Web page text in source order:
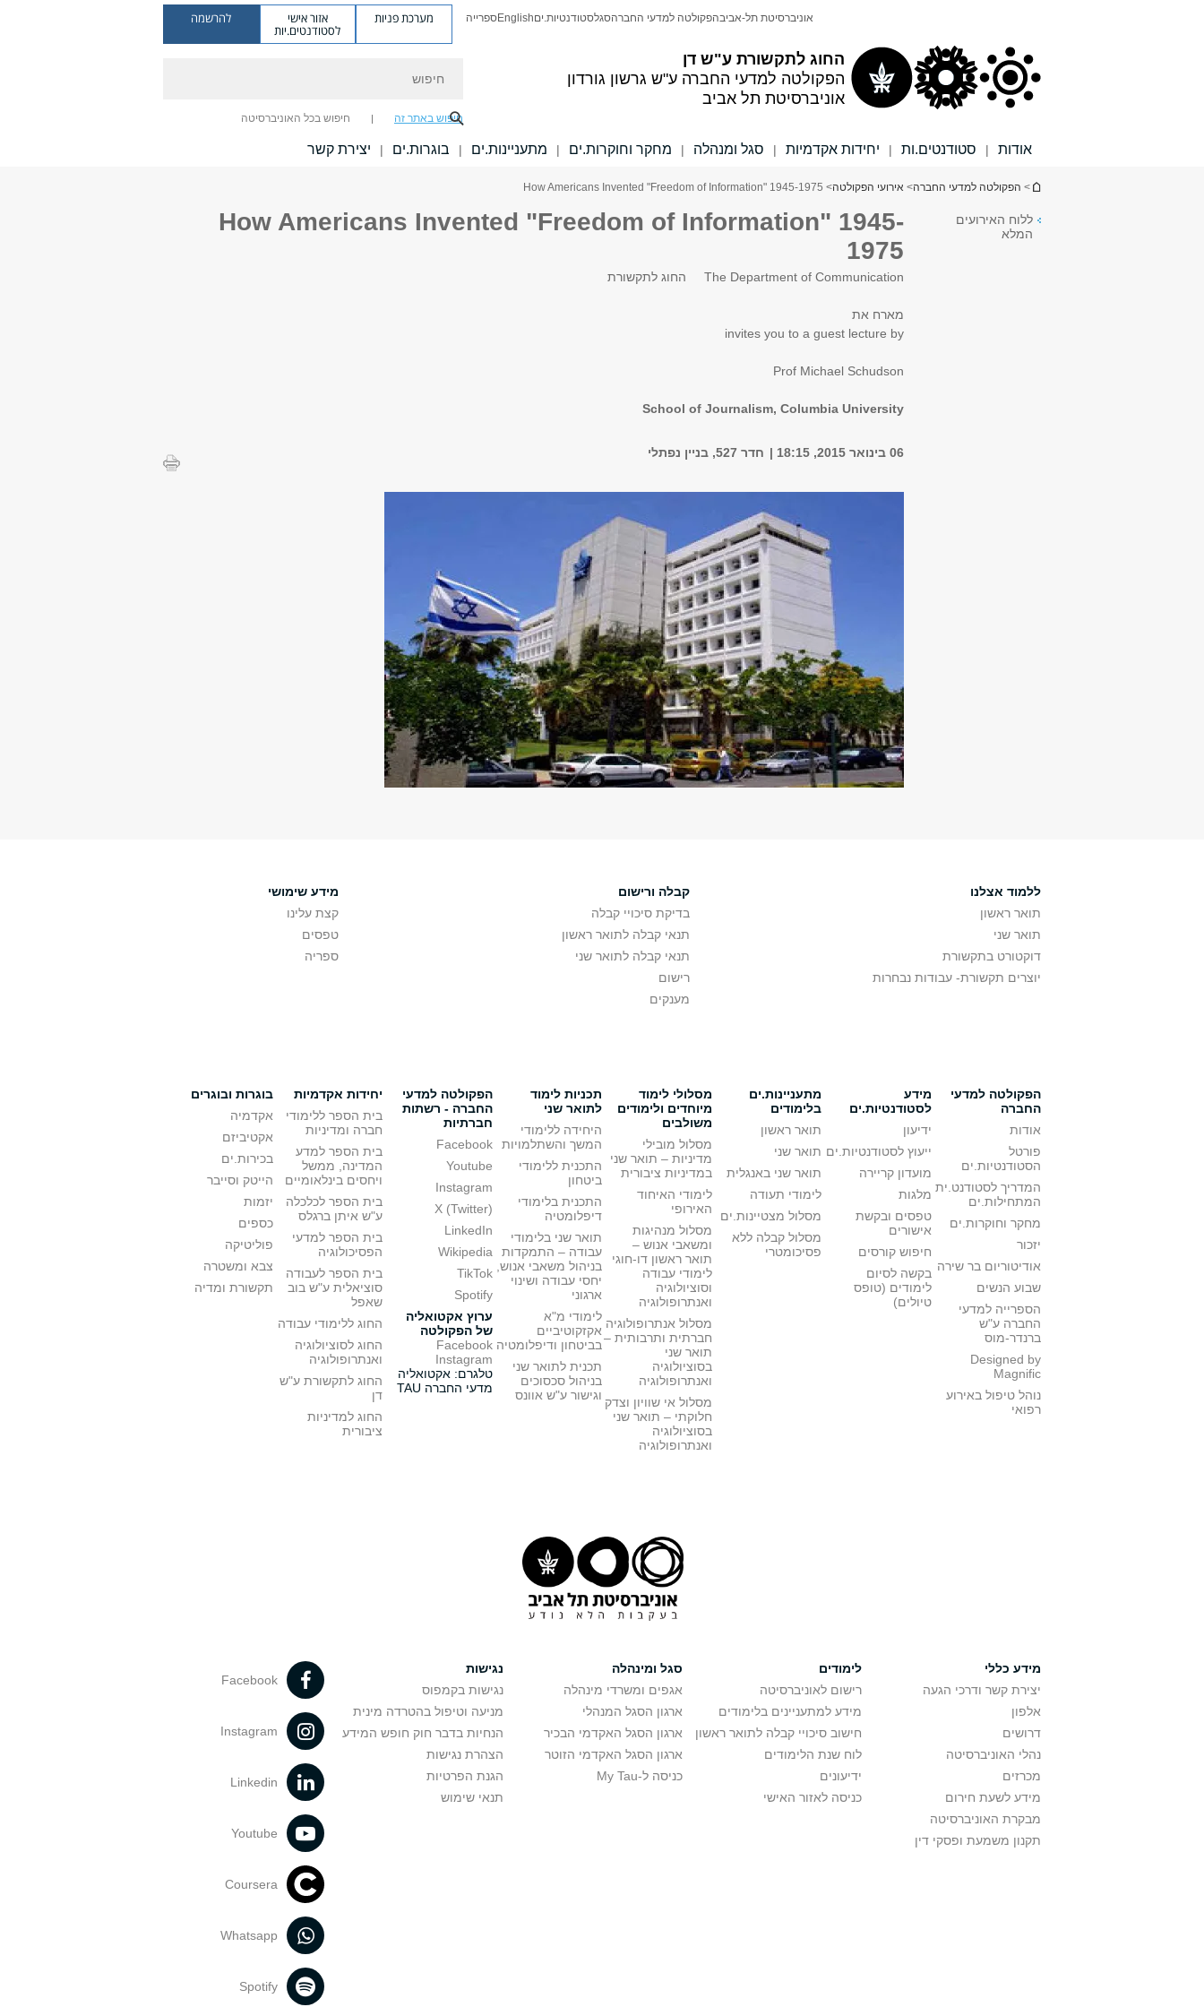
החוג לתקשורת ע"ש דן
הפקולטה למדעי החברה ע"ש גרשון גורדון
אוניברסיטת תל אביב
אוניברסיטת תל-אביבהפקולטה למדעי החברהסגלסטודנטיות.יםEnglishספרייה מערכת פניות אזור אישי
לסטודנטים.יות
להרשמה
חיפוש באתר זה חיפוש בכל האוניברסיטה
אודות | סטודנטים.ות | יחידות אקדמיות | סגל ומנהלה | מחקר וחוקרות.ים | מתעניינות.ים | בוגרות.ים | יצירת קשר
הינך נמצא כאן
> הפקולטה למדעי החברה> אירועי הפקולטה> How Americans Invented "Freedom of Information" 1945-1975
ללוח האירועים
המלא
How Americans Invented "Freedom of Information" 1945-
1975
The Department of Communication החוג לתקשורת
מארח את
invites you to a guest lecture by
Prof Michael Schudson
School of Journalism, Columbia University
06 בינואר 2015, 18:15 חדר 527, בניין נפתלי
ללמוד אצלנו
תואר ראשון
תואר שני
דוקטורט בתקשורת
יוצרים תקשורת- עבודות נבחרות
קבלה ורישום
בדיקת סיכויי קבלה
תנאי קבלה לתואר ראשון
תנאי קבלה לתואר שני
רישום
מענקים
מידע שימושי
קצת עלינו
טפסים
ספריה
הפקולטה למדעי
החברה
אודות
פורטל
הסטודנטיות.ים
המדריך לסטודנט.ית
המתחילות.ים
מחקר וחוקרות.ים
יזכור
אודיטוריום בר שירה
שבוע הנשים
הספרייה למדעי
החברה ע"ש
ברנדר-מוס
Designed by
Magnific
נוהל טיפול באירוע
רפואי
מידע
לסטודנטיות.ים
ידיעון
ייעוץ לסטודנטיות.ים
מועדון קריירה
מלגות
טפסים ובקשת
אישורים
חיפוש קורסים
בקשה לסיום
לימודים (טופס
טיולים)
מתעניינות.ים
בלימודים
תואר ראשון
תואר שני
תואר שני באנגלית
לימודי תעודה
מסלול מצטיינות.ים
מסלול קבלה ללא
פסיכומטרי
מסלולי לימוד
מיוחדים ולימודים
משולבים
מסלול מובילי
מדיניות – תואר שני
במדיניות ציבורית
לימודי האיחוד
האירופי
מסלול מנהיגות
ומשאבי אנוש –
תואר ראשון דו-חוגי
לימודי עבודה
וסוציולוגיה
ואנתרופולוגיה
מסלול אנתרופולוגיה
חברתית ותרבותית –
תואר שני
בסוציולוגיה
ואנתרופולוגיה
מסלול אי שוויון וצדק
חלוקתי – תואר שני
בסוציולוגיה
ואנתרופולוגיה
תכניות לימוד
לתואר שני
היחידה ללימודי
המשך והשתלמויות
התכנית ללימודי
ביטחון
התכנית בלימודי
דיפלומטיה
תואר שני בלימודי
עבודה – התמקדות
בניהול משאבי אנוש,
יחסי עבודה ושינוי
ארגוני
לימודי מ"א
אקזקוטיביים
בביטחון ודיפלומטיה
תכנית לתואר שני
בניהול סכסוכים
וגישור ע"ש אוונס
הפקולטה למדעי
החברה - רשתות
חברתיות
Facebook
Youtube
Instagram
X (Twitter)
LinkedIn
Wikipedia
TikTok
Spotify
ערוץ אקטואליה
של הפקולטה
Facebook
Instagram
טלגרם: אקטואליה
מדעי החברה TAU
יחידות אקדמיות
בית הספר ללימודי
חברה ומדיניות
בית הספר למדע
המדינה, ממשל
ויחסים בינלאומיים
בית הספר לכלכלה
ע"ש איתן ברגלס
בית הספר למדעי
הפסיכולוגיה
בית הספר לעבודה
סוציאלית ע"ש בוב
שאפל
החוג ללימודי עבודה
החוג לסוציולוגיה
ואנתרופולוגיה
החוג לתקשורת ע"ש
דן
החוג למדיניות
ציבורית
בוגרות ובוגרים
אקדמיה
אקטיביזם
בכירות.ים
הייטק וסייבר
יזמות
כספים
פוליטיקה
צבא ומשטרה
תקשורת ומדיה
מידע כללי
יצירת קשר ודרכי הגעה
אלפון
דרושים
נהלי האוניברסיטה
מכרזים
מידע לשעת חירום
מבקרת האוניברסיטה
תקנון משמעת ופסקי דין
לימודים
רישום לאוניברסיטה
מידע למתעניינים בלימודים
חישוב סיכויי קבלה לתואר ראשון
לוח שנת הלימודים
ידיעונים
כניסה לאזור האישי
סגל ומינהלה
אגפים ומשרדי מינהלה
ארגון הסגל המנהלי
ארגון הסגל האקדמי הבכיר
ארגון הסגל האקדמי הזוטר
כניסה ל-My Tau
נגישות
נגישות בקמפוס
מניעה וטיפול בהטרדה מינית
הנחיות בדבר חוק חופש המידע
הצהרת נגישות
הגנת הפרטיות
תנאי שימוש
Facebook
Instagram
Linkedin
Youtube
Coursera
Whatsapp
Spotify